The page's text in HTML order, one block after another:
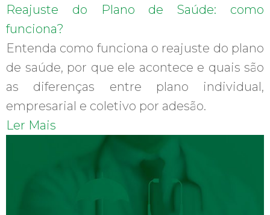
Reajuste do Plano de Saúde: como
funciona?
Entenda como funciona o reajuste do plano
de saúde, por que ele acontece e quais são
as diferenças entre plano individual,
empresarial e coletivo por adesão.
Ler Mais